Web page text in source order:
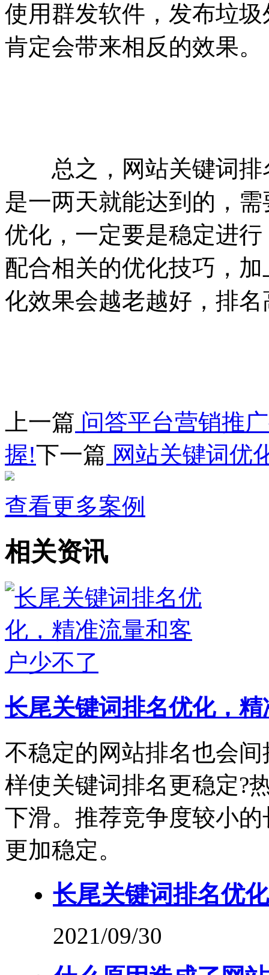
使用群发软件，发布垃
肯定会带来相反的效果。
总之，网站关键词排
是一两天就能达到的，
优化，一定要是稳定进
配合相关的优化技巧，
化效果会越老越好，排
上一篇 问答平台营销推
握!下一篇 网站关键词优
查看更多案例
相关资讯
长尾关键词排名优化，
不稳定的网站排名也会
样使关键词排名更稳定?
下滑。推荐竞争度较小
更加稳定。
长尾关键词排名优
2021/09/30